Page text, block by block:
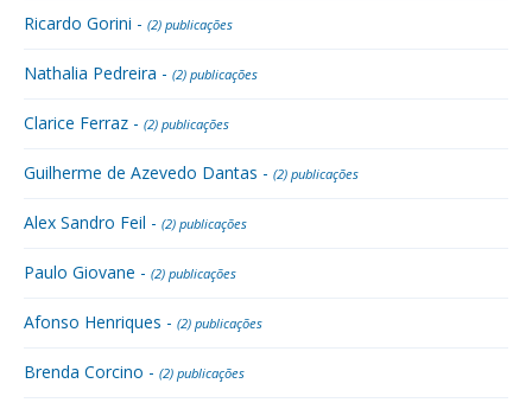
Ricardo Gorini - (2) publicações
Nathalia Pedreira - (2) publicações
Clarice Ferraz - (2) publicações
Guilherme de Azevedo Dantas - (2) publicações
Alex Sandro Feil - (2) publicações
Paulo Giovane - (2) publicações
Afonso Henriques - (2) publicações
Brenda Corcino - (2) publicações